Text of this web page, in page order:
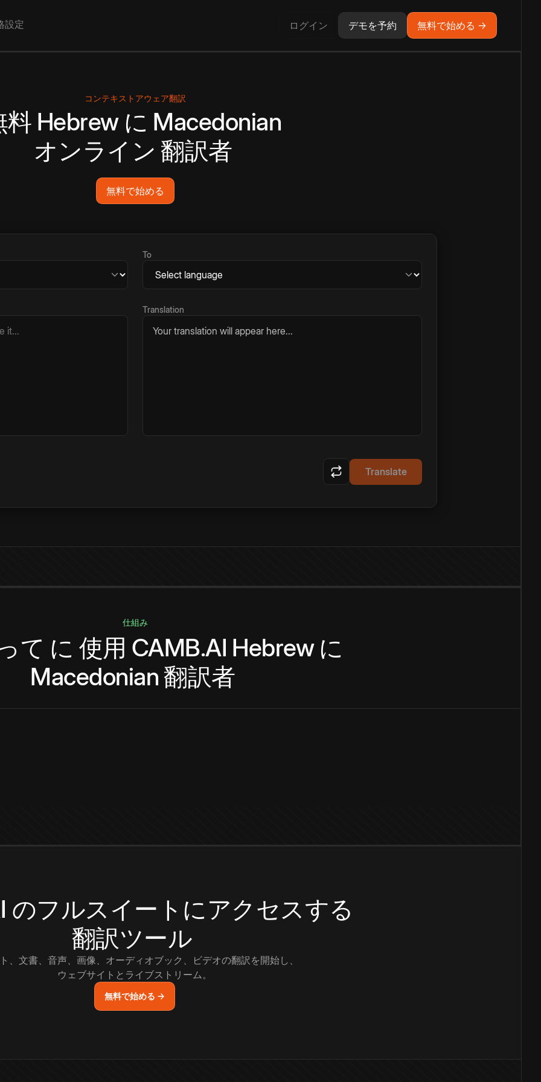
設定 ログイン デモを予約 無料で始める →
コンテキストアウェア翻訳
料 Hebrew に Macedonian
オンライン 翻訳者
無料で始める
To
Translation
Your translation will appear here...
Translate
仕組み
て に 使用 CAMB.AI Hebrew に
Macedonian 翻訳者
のフルスイートにアクセスする
翻訳ツール
、文書、音声、画像、オーディオブック、ビデオの翻訳を開始し、
ウェブサイトとライブストリーム。
無料で始める →